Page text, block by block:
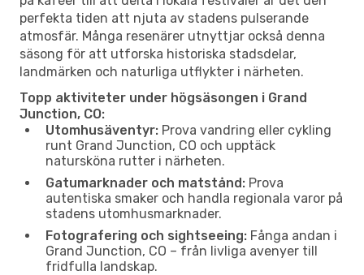
perfekta tiden att njuta av stadens pulserande
atmosfär. Många resenärer utnyttjar också denna
säsong för att utforska historiska stadsdelar,
landmärken och naturliga utflykter i närheten.
Topp aktiviteter under högsäsongen i Grand
Junction, CO:
Utomhusäventyr: Prova vandring eller cykling
runt Grand Junction, CO och upptäck
natursköna rutter i närheten.
Gatumarknader och matstånd: Prova
autentiska smaker och handla regionala varor på
stadens utomhusmarknader.
Fotografering och sightseeing: Fånga andan i
Grand Junction, CO – från livliga avenyer till
fridfulla landskap.